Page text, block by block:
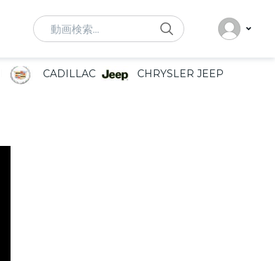
Search
CADILLAC CHRYSLER JEEP